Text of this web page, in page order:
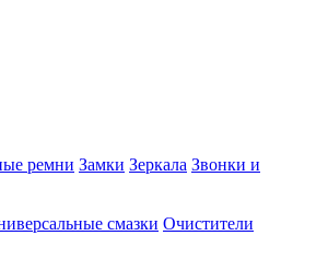
ремни Замки Зеркала Звонки и
смазки Очистители